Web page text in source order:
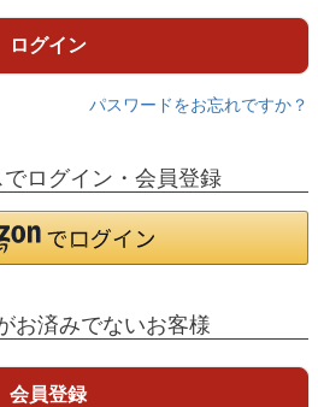
ログイン
パスワードをお忘れですか？
ログイン・会員登録
お済みでないお客様
会員登録